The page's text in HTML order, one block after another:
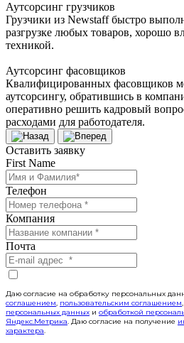
Аутсорсинг грузчиков
Грузчики из Newstaff быстро
разгрузке любых товаров, хорошо
техникой.
Аутсорсинг фасовщиков
Квалифицированных фасовщиков
аутсорсингу, обратившись в
оперативно решить кадровый
расходами для работодателя.
Оставить заявку
First Name
Телефон
Компания
Почта
Даю согласие на обработку персональных
соглашением, пользовательским соглашением,
персональных данных и обработкой
Яндекс.Метрика. Даю согласие на получение
характера.